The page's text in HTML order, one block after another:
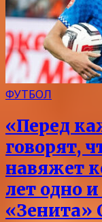
ФУТБОЛ
«Перед
говорят,
навяжет
лет одно
«Зенита»